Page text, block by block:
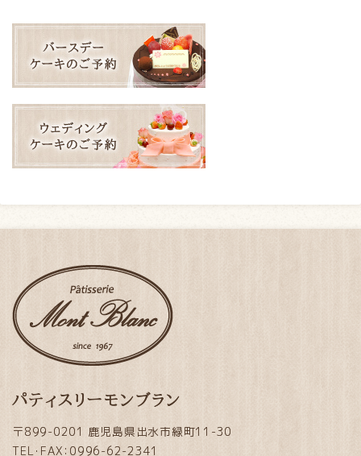
パティスリーモンブラン
〒899-0201 鹿児島県出水市緑町11-30
TEL・FAX：0996-62-2341